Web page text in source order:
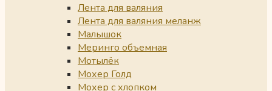
Лента для валяния
Лента для валяния меланж
Малышок
Меринго объемная
Мотылёк
Мохер Голд
Мохер с хлопком